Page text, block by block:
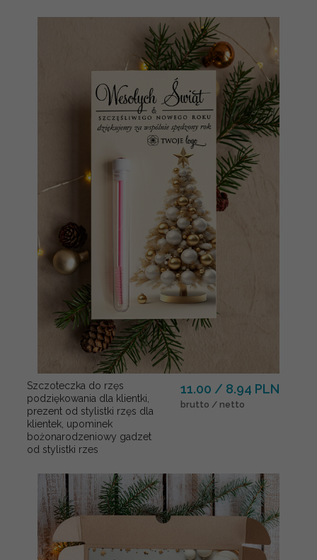
Szczoteczka do rzęs
podziękowania dla klientki,
prezent od stylistki rzęs dla
klientek, upominek
bożonarodzeniowy gadzet
od stylistki rzes
11.00 / 8.94 PLN
brutto / netto